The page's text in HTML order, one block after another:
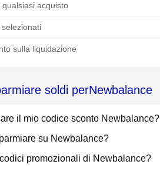
acquisto
sulla liquidazione
soldi perNewbalance
il mio codice sconto Newbalance?
su Newbalance?
promozionali di Newbalance?